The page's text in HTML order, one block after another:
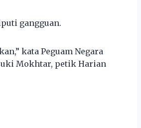
gangguan.
kata Peguam Negara
Mokhtar, petik Harian